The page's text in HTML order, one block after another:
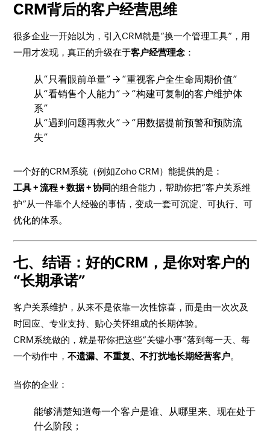
CRM背后的客户经营思维
很多企业一开始以为，引入CRM就是“换一个管理工具”，用
一用才发现，真正的升级在于客户经营理念 ：
从“只看眼前单量” → “重视客户全生命周期价值”
从“看销售个人能力” → “构建可复制的客户维护体
系”
从“遇到问题再救火” → “用数据提前预警和预防流
失”
一个好的CRM系统（例如Zoho CRM）能提供的是：
工具 + 流程 + 数据 + 协同的组合能力，帮助你把“客户关系维
护”从一件靠个人经验的事情，变成一套可沉淀、可执行、可
优化的体系。
七、结语：好的CRM，是你对客户的
“长期承诺”
客户关系维护，从来不是依靠一次性惊喜，而是由一次次及
时回应、专业支持、贴心关怀组成的长期体验。
CRM系统做的，就是帮你把这些“关键小事”落到每一天、每
一个动作中，不遗漏、不重复、不打扰地长期经营客户。
当你的企业：
能够清楚知道每一个客户是谁、从哪里来、现在处于
什么阶段；